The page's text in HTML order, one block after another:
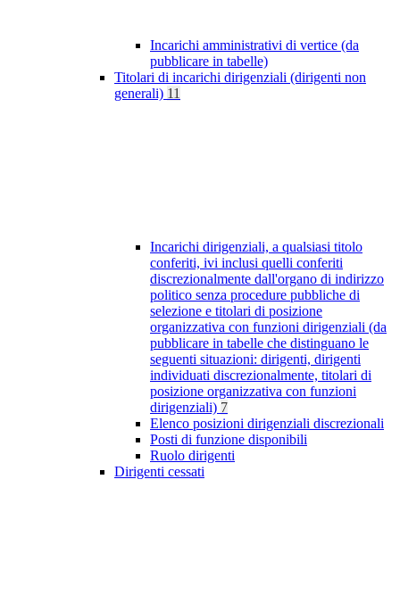
Incarichi amministrativi di vertice (da
pubblicare in tabelle)
Titolari di incarichi dirigenziali (dirigenti non
generali) 11
Incarichi dirigenziali, a qualsiasi titolo
conferiti, ivi inclusi quelli conferiti
discrezionalmente dall'organo di indirizzo
politico senza procedure pubbliche di
selezione e titolari di posizione
organizzativa con funzioni dirigenziali (da
pubblicare in tabelle che distinguano le
seguenti situazioni: dirigenti, dirigenti
individuati discrezionalmente, titolari di
posizione organizzativa con funzioni
dirigenziali) 7
Elenco posizioni dirigenziali discrezionali
Posti di funzione disponibili
Ruolo dirigenti
Dirigenti cessati